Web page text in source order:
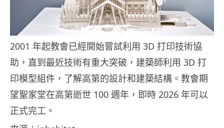
2001 年起教會已經開始嘗試利用 3D 打印技術協
助，直到最近技術有重大突破，建築師利用 3D 打
印模型組件，了解高第的設計和建築結構。教會期
望聖家堂在高第逝世 100 週年，即時 2026 年可以
正式完工。